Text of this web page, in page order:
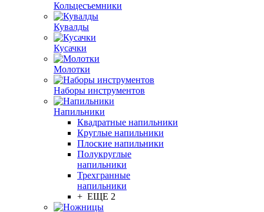
Кольцесъемники
Кувалды
Кусачки
Молотки
Наборы инструментов
Напильники
Квадратные напильники
Круглые напильники
Плоские напильники
Полукруглые
напильники
Трехгранные
напильники
+ ЕЩЕ 2